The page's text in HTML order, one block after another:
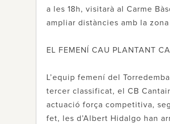
a les 18h, visitarà al Carme
ampliar distàncies amb la
EL FEMENÍ CAU PLANTANT
L’equip femení del
tercer classificat, el CB
actuació força competitiva,
fet, les d’Albert Hidalgo han